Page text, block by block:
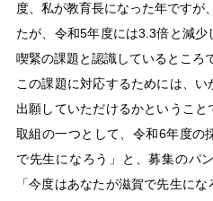
度、私が教育長になった年ですが
たが、令和5年度には3.3倍と減
喫緊の課題と認識しているところ
この課題に対応するためには、
出願していただけるかというこ
取組の一つとして、令和6年度の
で先生になろう」と、募集のパ
「今度はあなたが滋賀で先生に